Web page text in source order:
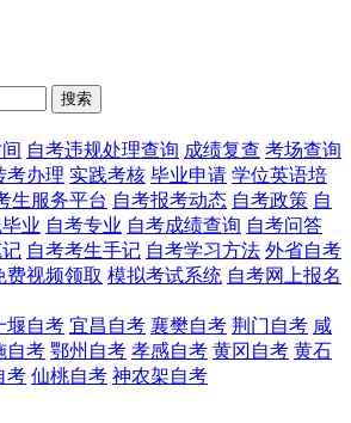
搜索
自考违规处理查询 成绩复查 考场查询
考办理 实践考核 毕业申请 学位英语培
生服务平台 自考报考动态 自考政策 自
业 自考专业 自考成绩查询 自考问答
自考考生手记 自考学习方法 外省自考
费视频领取 模拟考试系统 自考网上报名
堰自考 宜昌自考 襄樊自考 荆门自考 咸
自考 鄂州自考 孝感自考 黄冈自考 黄石
考 仙桃自考 神农架自考